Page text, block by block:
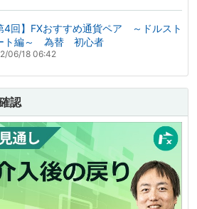
4回】FXおすすめ通貨ペア ～ドルスト
ト編～ 為替 初心者
06/18 06:42
認